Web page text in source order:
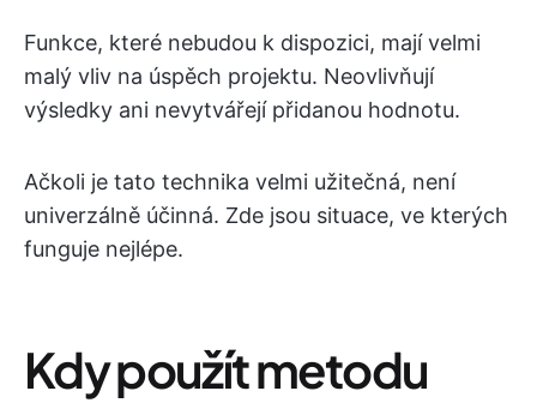
Funkce, které nebudou k dispozici, mají velmi
malý vliv na úspěch projektu. Neovlivňují
výsledky ani nevytvářejí přidanou hodnotu.
Ačkoli je tato technika velmi užitečná, není
univerzálně účinná. Zde jsou situace, ve kterých
funguje nejlépe.
Kdy použít metodu